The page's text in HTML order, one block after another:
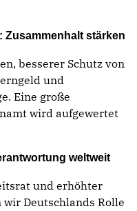
Zusammenhalt stärken
besserer Schutz von
und
Eine große
wird aufgewertet
weltweit
und erhöhter
Deutschlands Rolle